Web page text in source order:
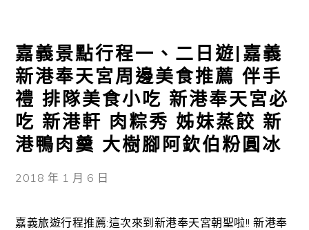
嘉義景點行程一、二日遊|嘉義
新港奉天宮周邊美食推薦 伴手
禮 排隊美食小吃 新港奉天宮必
吃 新港軒 肉粽秀 姊妹蒸餃 新
港鴨肉羹 大樹腳阿欽伯粉圓冰
2018 年 1 月 6 日
嘉義旅遊行程推薦:這次來到新港奉天宮朝聖啦!! 新港奉